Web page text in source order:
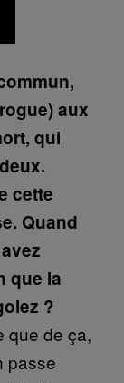
aux
qui
cette
Quand
que la
?
que de ça,
passe